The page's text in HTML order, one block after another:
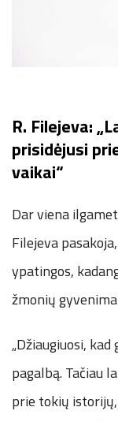
R. Filejeva:
prisidėjusi
vaikai“
Dar viena
Filejeva
ypatingos,
žmonių
„Džiaugiuosi,
pagalbą. Tačiau
prie tokių istorijų,